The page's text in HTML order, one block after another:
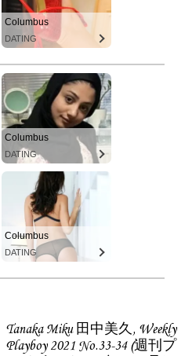
Columbus
DATING
Columbus
DATING
Columbus
DATING
Tanaka Miku 田中美久, Weekly
Playboy 2021 No.33-34 (週刊プ